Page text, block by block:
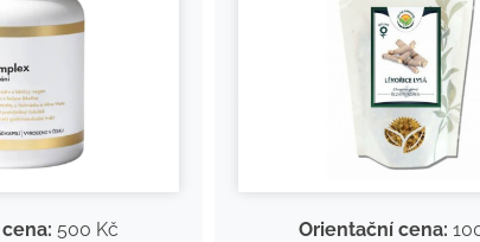
500 Kč Orientační cena: